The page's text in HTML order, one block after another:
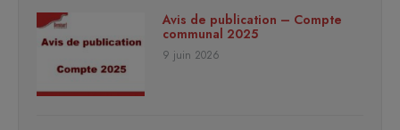
Avis de publication – Compte
communal 2025
9 juin 2026